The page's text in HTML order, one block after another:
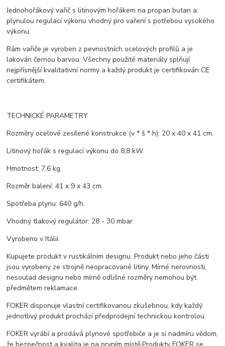
Jednohořákový vařič s litinovým hořákem na propan butan a
plynulou regulací výkonu vhodný pro vaření s potřebou vysokého
výkonu.
Rám vařiče je vyroben z pevnostních ocelových profilů a je
lakován černou barvou. Všechny použité materiály splňují
nejpřísnější kvalitativní normy a každý produkt je certifikován CE
certifikátem.
TECHNICKÉ PARAMETRY
Rozměry ocelové zesílené konstrukce (v * š * h): 20 x 40 x 41 cm.
Litinový hořák s regulací výkonu do 8,8 kW.
Hmotnost: 7,6 kg.
Rozměr balení: 41 x 9 x 43 cm.
Spotřeba plynu: 640 g/h.
Vhodný tlakový regulátor: 28 - 30 mbar.
Vyrobeno v Itálii.
Kupujete produkt v rustikálním designu. Produkt nebo jeho části
jsou vyrobeny ze strojně neopracované litiny. Mírné nerovnosti,
nesoulad designu nebo mírně odlišné rozměry nemohou být
předmětem reklamace.
FOKER disponuje vlastní certifikovanou zkušebnou, kdy každý
jednotlivý produkt prochází předprodejní technickou kontrolou.
FOKER vyrábí a prodává plynové spotřebiče a je si nadmíru vědom,